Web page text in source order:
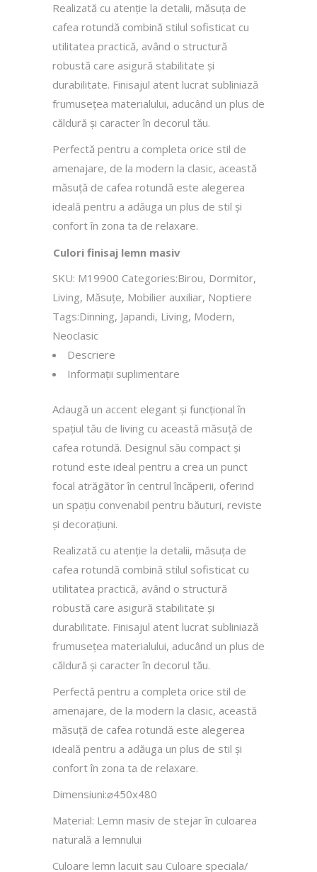
Realizată cu atenție la detalii, măsuța de
cafea rotundă combină stilul sofisticat cu
utilitatea practică, având o structură
robustă care asigură stabilitate și
durabilitate. Finisajul atent lucrat subliniază
frumusețea materialului, aducând un plus de
căldură și caracter în decorul tău.
Perfectă pentru a completa orice stil de
amenajare, de la modern la clasic, această
măsuță de cafea rotundă este alegerea
ideală pentru a adăuga un plus de stil și
confort în zona ta de relaxare.
Culori finisaj lemn masiv
SKU: M19900 Categories:Birou, Dormitor,
Living, Măsuţe, Mobilier auxiliar, Noptiere
Tags:Dinning, Japandi, Living, Modern,
Neoclasic
Descriere
Informații suplimentare
Adaugă un accent elegant și funcțional în
spațiul tău de living cu această măsuță de
cafea rotundă. Designul său compact și
rotund este ideal pentru a crea un punct
focal atrăgător în centrul încăperii, oferind
un spațiu convenabil pentru băuturi, reviste
și decorațiuni.
Realizată cu atenție la detalii, măsuța de
cafea rotundă combină stilul sofisticat cu
utilitatea practică, având o structură
robustă care asigură stabilitate și
durabilitate. Finisajul atent lucrat subliniază
frumusețea materialului, aducând un plus de
căldură și caracter în decorul tău.
Perfectă pentru a completa orice stil de
amenajare, de la modern la clasic, această
măsuță de cafea rotundă este alegerea
ideală pentru a adăuga un plus de stil și
confort în zona ta de relaxare.
Dimensiuni:⌀450х480
Material: Lemn masiv de stejar în culoarea
naturală a lemnului
Culoare lemn lacuit sau Culoare speciala/